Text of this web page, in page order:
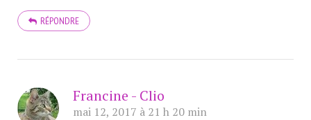
RÉPONDRE
Francine - Clio
mai 12, 2017 à 21 h 20 min